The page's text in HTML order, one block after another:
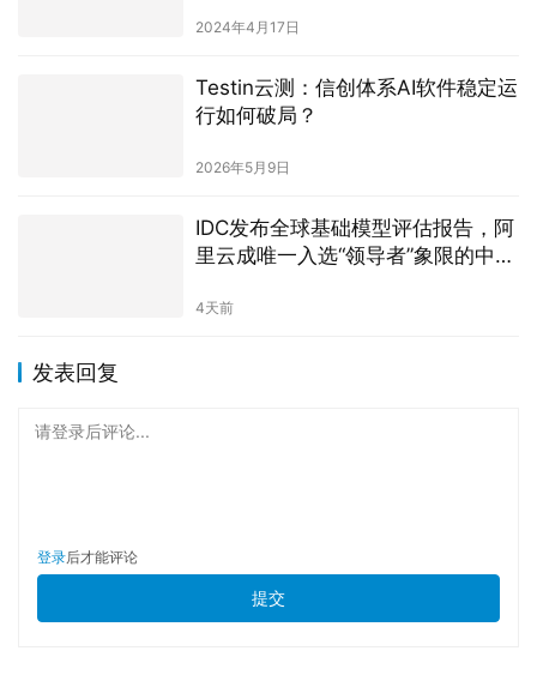
2024年4月17日
Testin云测：信创体系AI软件稳定运
行如何破局？
2026年5月9日
IDC发布全球基础模型评估报告，阿
里云成唯一入选“领导者”象限的中国
4天前
发表回复
请登录后评论...
登录后才能评论
提交